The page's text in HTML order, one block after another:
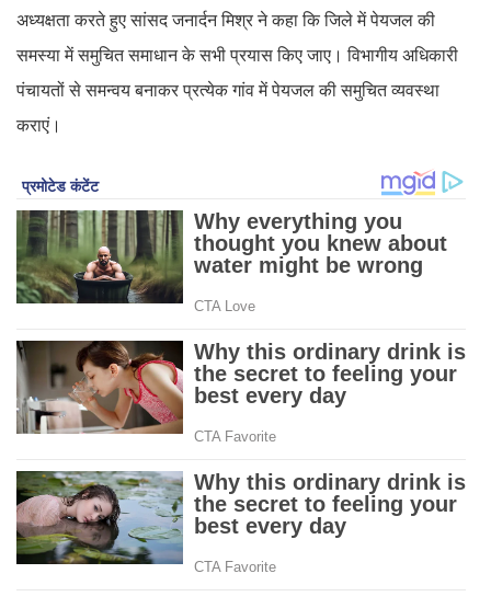
अध्यक्षता करते हुए सांसद जनार्दन मिश्र ने कहा कि जिले में पेयजल की
समस्या में समुचित समाधान के सभी प्रयास किए जाए। विभागीय अधिकारी
पंचायतों से समन्वय बनाकर प्रत्येक गांव में पेयजल की समुचित व्यवस्था
कराएं।